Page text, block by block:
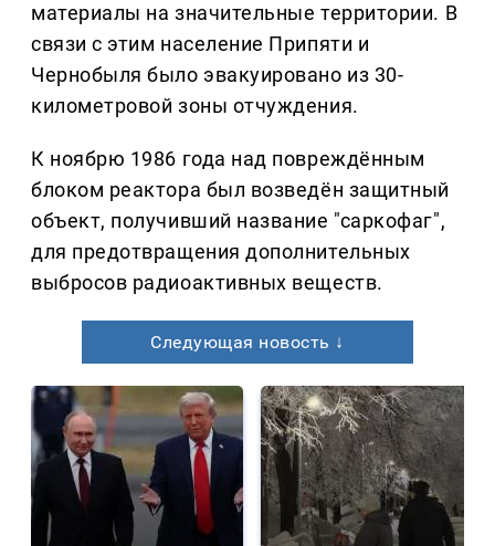
материалы на значительные территории. В
связи с этим население Припяти и
Чернобыля было эвакуировано из 30-
километровой зоны отчуждения.
К ноябрю 1986 года над повреждённым
блоком реактора был возведён защитный
объект, получивший название "саркофаг",
для предотвращения дополнительных
выбросов радиоактивных веществ.
Следующая новость ↓